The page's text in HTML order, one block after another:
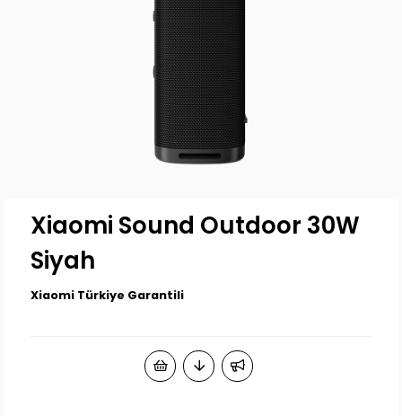
Xiaomi Sound Outdoor 30W
Siyah
Xiaomi Türkiye Garantili